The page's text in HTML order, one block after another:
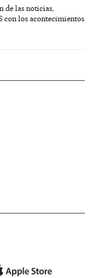
de las noticias,
con los acontecimientos